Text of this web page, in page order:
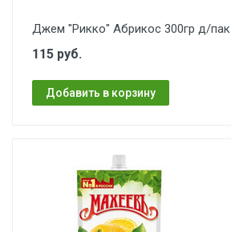
Джем "Рикко" Абрикос 300гр д/пак
115 руб.
Добавить в корзину